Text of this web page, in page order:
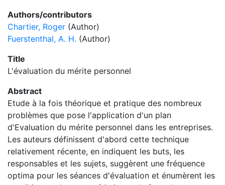
Authors/contributors
Chartier, Roger (Author)
Fuerstenthal, A. H. (Author)
Title
L'évaluation du mérite personnel
Abstract
Etude à la fois théorique et pratique des nombreux
problèmes que pose l'application d'un plan
d'Evaluation du mérite personnel dans les entreprises.
Les auteurs définissent d'abord cette technique
relativement récente, en indiquent les buts, les
responsables et les sujets, suggèrent une fréquence
optima pour les séances d'évaluation et énumèrent les